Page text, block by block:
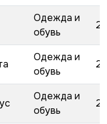
Одежда и
обувь
Одежда и
обувь
Одежда и
обувь